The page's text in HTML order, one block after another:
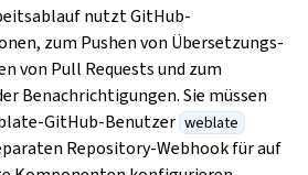
nutzt GitHub-
zum Pushen von Übersetzungs-
von Pull Requests und zum
Benachrichtigungen. Sie müssen
GitHub-Benutzer weblate
Repository-Webhook für auf